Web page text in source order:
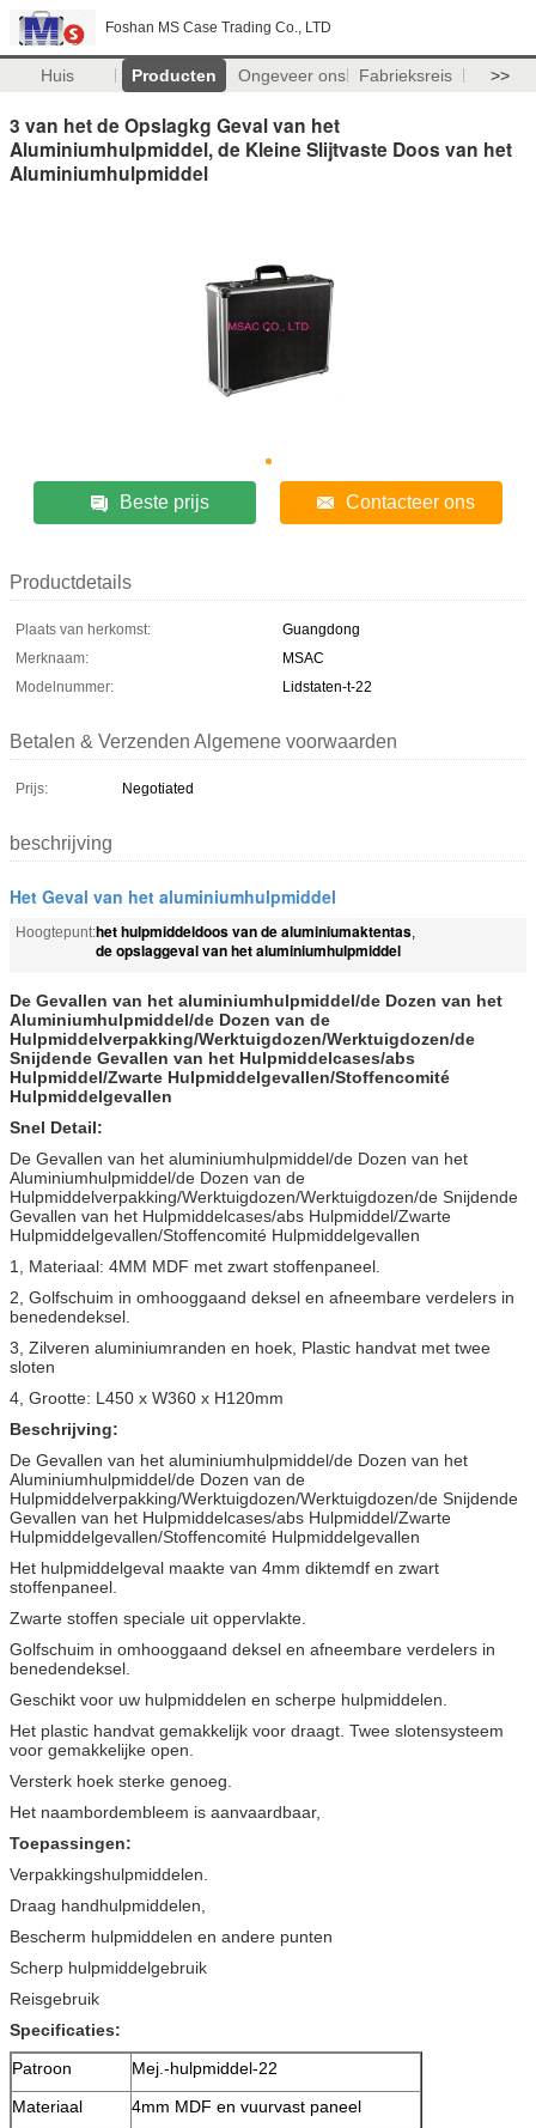
Foshan MS Case Trading Co., LTD
Huis Producten Ongeveer ons Fabrieksreis >>
3 van het de Opslagkg Geval van het
Aluminiumhulpmiddel, de Kleine Slijtvaste Doos van het
Aluminiumhulpmiddel
Beste prijs Contacteer ons
Productdetails
Plaats van herkomst:
Guangdong
Merknaam:
MSAC
Modelnummer:
Lidstaten-t-22
Betalen & Verzenden Algemene voorwaarden
Prijs: Negotiated
beschrijving
Het Geval van het aluminiumhulpmiddel
Hoogtepunt:het hulpmiddeldoos van de aluminiumaktentas,
de opslaggeval van het aluminiumhulpmiddel
De Gevallen van het aluminiumhulpmiddel/de Dozen van het
Aluminiumhulpmiddel/de Dozen van de
Hulpmiddelverpakking/Werktuigdozen/Werktuigdozen/de
Snijdende Gevallen van het Hulpmiddelcases/abs
Hulpmiddel/Zwarte Hulpmiddelgevallen/Stoffencomité
Hulpmiddelgevallen
Snel Detail:
De Gevallen van het aluminiumhulpmiddel/de Dozen van het
Aluminiumhulpmiddel/de Dozen van de
Hulpmiddelverpakking/Werktuigdozen/Werktuigdozen/de Snijdende
Gevallen van het Hulpmiddelcases/abs Hulpmiddel/Zwarte
Hulpmiddelgevallen/Stoffencomité Hulpmiddelgevallen
1, Materiaal: 4MM MDF met zwart stoffenpaneel.
2, Golfschuim in omhooggaand deksel en afneembare verdelers in
benedendeksel.
3, Zilveren aluminiumranden en hoek, Plastic handvat met twee
sloten
4, Grootte: L450 x W360 x H120mm
Beschrijving:
De Gevallen van het aluminiumhulpmiddel/de Dozen van het
Aluminiumhulpmiddel/de Dozen van de
Hulpmiddelverpakking/Werktuigdozen/Werktuigdozen/de Snijdende
Gevallen van het Hulpmiddelcases/abs Hulpmiddel/Zwarte
Hulpmiddelgevallen/Stoffencomité Hulpmiddelgevallen
Het hulpmiddelgeval maakte van 4mm diktemdf en zwart
stoffenpaneel.
Zwarte stoffen speciale uit oppervlakte.
Golfschuim in omhooggaand deksel en afneembare verdelers in
benedendeksel.
Geschikt voor uw hulpmiddelen en scherpe hulpmiddelen.
Het plastic handvat gemakkelijk voor draagt. Twee slotensysteem
voor gemakkelijke open.
Versterk hoek sterke genoeg.
Het naambordembleem is aanvaardbaar,
Toepassingen:
Verpakkingshulpmiddelen.
Draag handhulpmiddelen,
Bescherm hulpmiddelen en andere punten
Scherp hulpmiddelgebruik
Reisgebruik
Specificaties:
Patroon
Mej.-hulpmiddel-22
Materiaal
4mm MDF en vuurvast paneel